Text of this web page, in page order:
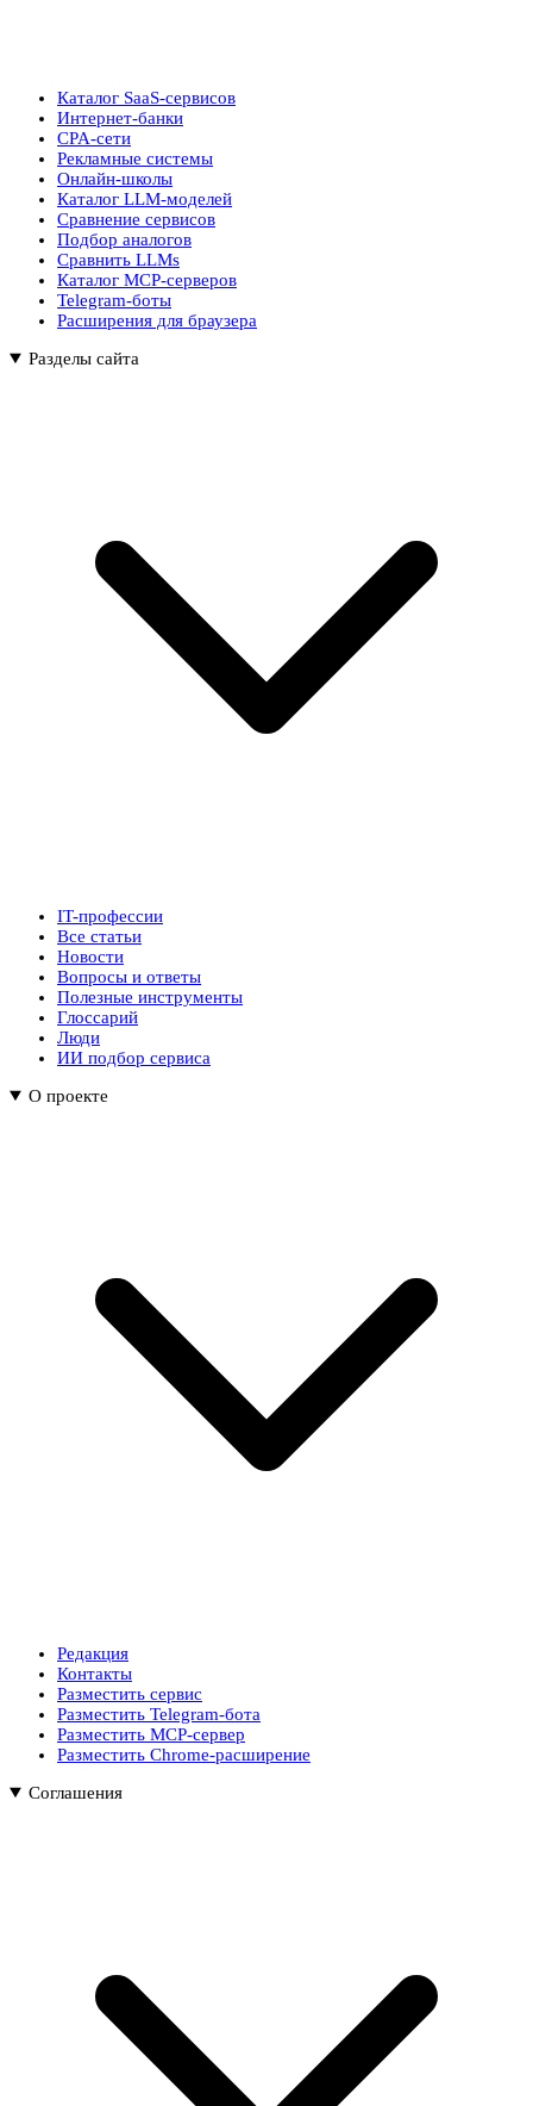
Каталог SaaS-сервисов
Интернет-банки
CPA-сети
Рекламные системы
Онлайн-школы
Каталог LLM-моделей
Сравнение сервисов
Подбор аналогов
Сравнить LLMs
Каталог MCP-серверов
Telegram-боты
Расширения для браузера
Разделы сайта
IT-профессии
Все статьи
Новости
Вопросы и ответы
Полезные инструменты
Глоссарий
Люди
ИИ подбор сервиса
О проекте
Редакция
Контакты
Разместить сервис
Разместить Telegram-бота
Разместить MCP-сервер
Разместить Chrome-расширение
Соглашения